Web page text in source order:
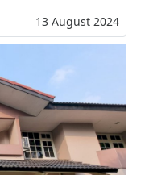
13 August 2024